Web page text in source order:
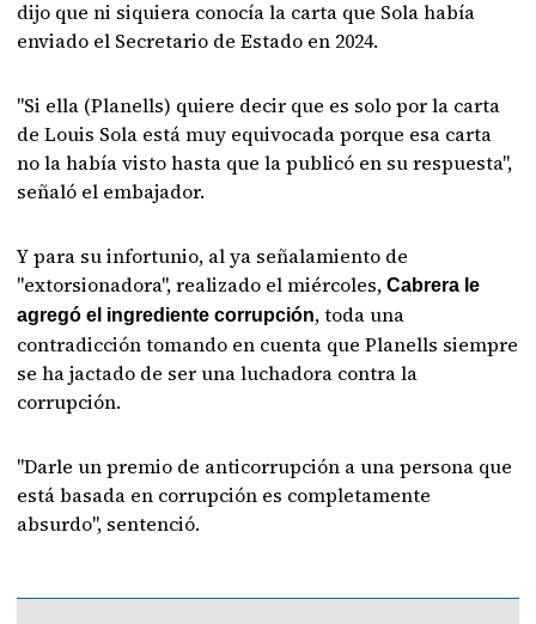
dijo que ni siquiera conocía la carta que Sola había
enviado el Secretario de Estado en 2024.
"Si ella (Planells) quiere decir que es solo por la carta
de Louis Sola está muy equivocada porque esa carta
no la había visto hasta que la publicó en su respuesta",
señaló el embajador.
Y para su infortunio, al ya señalamiento de
"extorsionadora", realizado el miércoles,Cabrera le
agregó el ingrediente corrupción, toda una
contradicción tomando en cuenta que Planells siempre
se ha jactado de ser una luchadora contra la
corrupción.
"Darle un premio de anticorrupción a una persona que
está basada en corrupción es completamente
absurdo", sentenció.